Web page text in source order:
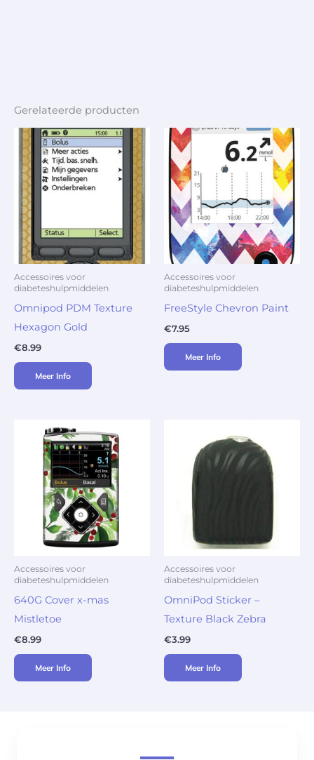
Gerelateerde producten
Accessoires voor
diabeteshulpmiddelen
Omnipod PDM Texture
Hexagon Gold
€8.99
Meer Info
Accessoires voor
diabeteshulpmiddelen
FreeStyle Chevron Paint
€7.95
Meer Info
Accessoires voor
diabeteshulpmiddelen
640G Cover x-mas
Mistletoe
€8.99
Meer Info
Accessoires voor
diabeteshulpmiddelen
OmniPod Sticker –
Texture Black Zebra
€3.99
Meer Info